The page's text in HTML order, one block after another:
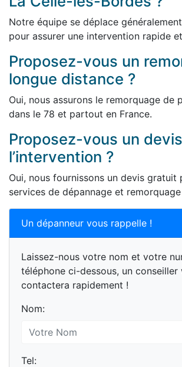
Notre équipe se déplace généralement
pour assurer une intervention rapide
Proposez-vous un
longue distance ?
Oui, nous assurons le remorquage de
dans le 78 et partout en France.
Proposez-vous un
l’intervention ?
Oui, nous fournissons un devis gratuit
services de dépannage et
Un dépanneur vous rappelle !
Laissez-nous votre nom et votre
téléphone ci-dessous, un conseiller
contactera rapidement !
Nom:
Tel: